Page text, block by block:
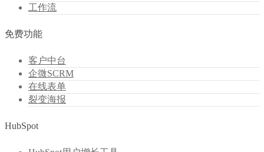
工作流
免费功能
客户中台
企微SCRM
在线表单
裂变海报
HubSpot